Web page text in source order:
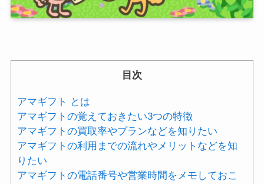
目次
アマギフト とは
アマギフトの覚えておきたい3つの特徴
アマギフトの買取率やプランなどを知りたい
アマギフトの利用までの流れやメリットなどを知
りたい
アマギフトの電話番号や営業時間をメモしておこ